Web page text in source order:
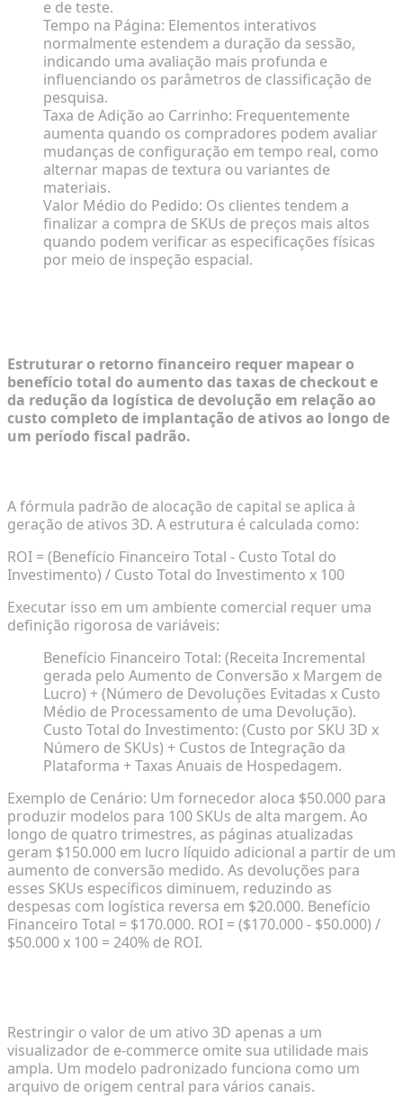
e de teste.
Tempo na Página: Elementos interativos
normalmente estendem a duração da sessão,
indicando uma avaliação mais profunda e
influenciando os parâmetros de classificação de
pesquisa.
Taxa de Adição ao Carrinho: Frequentemente
aumenta quando os compradores podem avaliar
mudanças de configuração em tempo real, como
alternar mapas de textura ou variantes de
materiais.
Valor Médio do Pedido: Os clientes tendem a
finalizar a compra de SKUs de preços mais altos
quando podem verificar as especificações físicas
por meio de inspeção espacial.
Estruturar o retorno financeiro requer mapear o
benefício total do aumento das taxas de checkout e
da redução da logística de devolução em relação ao
custo completo de implantação de ativos ao longo de
um período fiscal padrão.
A fórmula padrão de alocação de capital se aplica à
geração de ativos 3D. A estrutura é calculada como:
ROI = (Benefício Financeiro Total - Custo Total do
Investimento) / Custo Total do Investimento x 100
Executar isso em um ambiente comercial requer uma
definição rigorosa de variáveis:
Benefício Financeiro Total: (Receita Incremental
gerada pelo Aumento de Conversão x Margem de
Lucro) + (Número de Devoluções Evitadas x Custo
Médio de Processamento de uma Devolução).
Custo Total do Investimento: (Custo por SKU 3D x
Número de SKUs) + Custos de Integração da
Plataforma + Taxas Anuais de Hospedagem.
Exemplo de Cenário: Um fornecedor aloca $50.000 para
produzir modelos para 100 SKUs de alta margem. Ao
longo de quatro trimestres, as páginas atualizadas
geram $150.000 em lucro líquido adicional a partir de um
aumento de conversão medido. As devoluções para
esses SKUs específicos diminuem, reduzindo as
despesas com logística reversa em $20.000. Benefício
Financeiro Total = $170.000. ROI = ($170.000 - $50.000) /
$50.000x 100 = 240% de ROI.
Restringir o valor de um ativo 3D apenas a um
visualizador de e-commerce omite sua utilidade mais
ampla. Um modelo padronizado funciona como um
arquivo de origem central para vários canais.